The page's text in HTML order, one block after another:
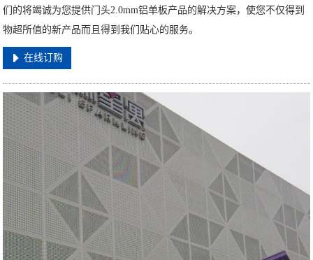
们的将竭诚为您提供门头2.0mm铝单板产品的解决方案，使您不仅得到
物超所值的新产品而且得到我们贴心的服务。
在线订购